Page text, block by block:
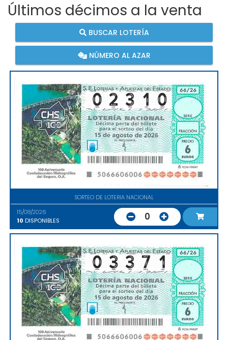
Últimos décimos a la venta
BUSCAR LOTERÍA
NÚMERO AL AZAR
SORTEO DE LOTERIA NACIONAL
15/08/2026
10 DISPONIBLES 0